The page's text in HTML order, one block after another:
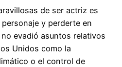
de ser actriz es
y perderte en
evadió asuntos relativos
Unidos como la
o el control de